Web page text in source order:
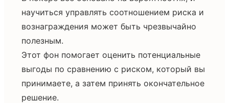
научиться управлять соотношением риска и
вознаграждения может быть чрезвычайно
полезным.
Этот фон помогает оценить потенциальные
выгоды по сравнению с риском, который вы
принимаете, а затем принять окончательное
решение.